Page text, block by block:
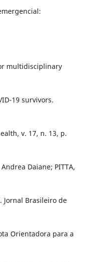
multidisciplinary
19 survivors.
v. 17, n. 13, p.
Daiane; PITTA,
Jornal Brasileiro de
Orientadora para a